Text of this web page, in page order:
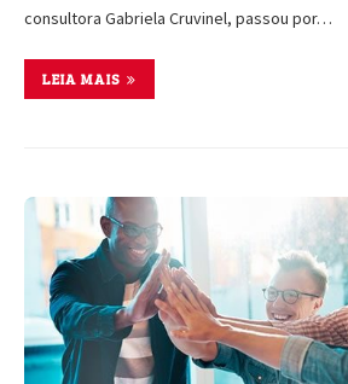
consultora Gabriela Cruvinel, passou por…
LEIA MAIS